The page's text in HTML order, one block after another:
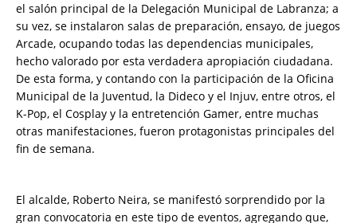
el salón principal de la Delegación Municipal de Labranza; a
su vez, se instalaron salas de preparación, ensayo, de juegos
Arcade, ocupando todas las dependencias municipales,
hecho valorado por esta verdadera apropiación ciudadana.
De esta forma, y contando con la participación de la Oficina
Municipal de la Juventud, la Dideco y el Injuv, entre otros, el
K-Pop, el Cosplay y la entretención Gamer, entre muchas
otras manifestaciones, fueron protagonistas principales del
fin de semana.
El alcalde, Roberto Neira, se manifestó sorprendido por la
gran convocatoria en este tipo de eventos, agregando que,